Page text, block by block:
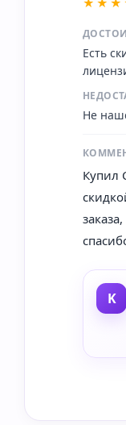
Есть
Не
Купил